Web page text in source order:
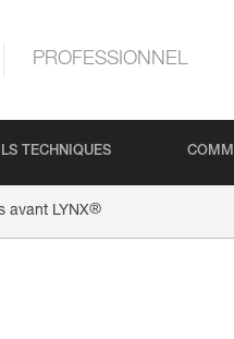
PROFESSIONNEL
TECHNIQUES
avant LYNX®